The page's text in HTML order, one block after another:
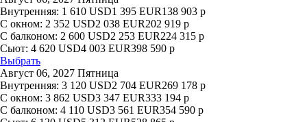
Внутренняя: 1 610 USD1 395 EUR138 903 р
С окном: 2 352 USD2 038 EUR202 919 р
С балконом: 2 600 USD2 253 EUR224 315 р
Сьют: 4 620 USD4 003 EUR398 590 р
Выбрать
Август 06, 2027 Пятница
Внутренняя: 3 120 USD2 704 EUR269 178 р
С окном: 3 862 USD3 347 EUR333 194 р
С балконом: 4 110 USD3 561 EUR354 590 р